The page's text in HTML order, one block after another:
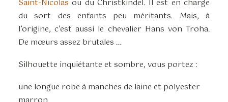
Saint-Nicolas ou du Christkindel. Il est en charge
du sort des enfants peu méritants. Mais, à
l’origine, c’est aussi le chevalier Hans von Troha.
De mœurs assez brutales …
Silhouette inquiétante et sombre, vous portez :
une longue robe à manches de laine et polyester